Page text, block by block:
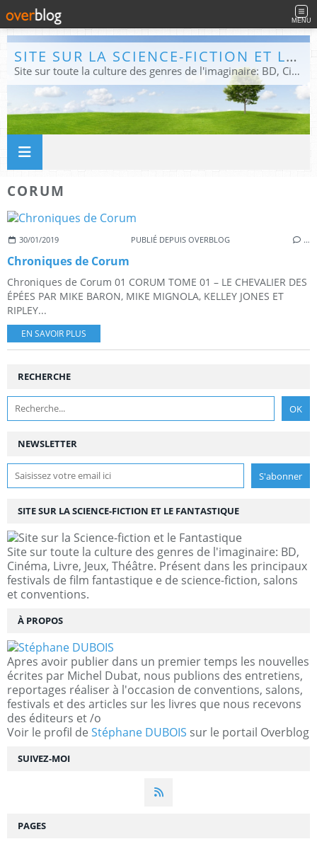
MENU
SITE SUR LA SCIENCE-FICTION ET LE FANTASTIQUE
Site sur toute la culture des genres de l'imaginaire: BD, Cinéma, Livre, Jeux, Théâtre. Présent dans les principaux festivals de film fantastique e de science-fiction, salons et conventions.
CORUM
30/01/2019 PUBLIÉ DEPUIS OVERBLOG …
Chroniques de Corum
Chroniques de Corum 01 CORUM TOME 01 – LE CHEVALIER DES
ÉPÉES PAR MIKE BARON, MIKE MIGNOLA, KELLEY JONES ET
RIPLEY...
EN SAVOIR PLUS
NEWSLETTER
SUIVEZ-MOI
RECHERCHE
SITE SUR LA SCIENCE-FICTION ET LE FANTASTIQUE
Site sur toute la culture des genres de l'imaginaire: BD,
Cinéma, Livre, Jeux, Théâtre. Présent dans les principaux
festivals de film fantastique e de science-fiction, salons
et conventions.
À PROPOS
Apres avoir publier dans un premier temps les nouvelles
écrites par Michel Dubat, nous publions des entretiens,
reportages réaliser à l'occasion de conventions, salons,
festivals et des articles sur les livres que nous recevons
des éditeurs et /o
Voir le profil de Stéphane DUBOIS sur le portail Overblog
PAGES